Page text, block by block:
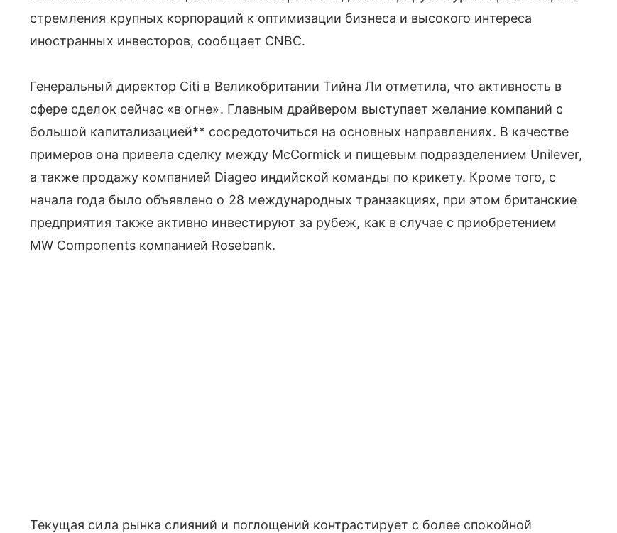
стремления крупных корпораций к оптимизации бизнеса и высокого интереса
иностранных инвесторов, сообщает CNBC.
Генеральный директор Citi в Великобритании Тийна Ли отметила, что активность в
сфере сделок сейчас «в огне». Главным драйвером выступает желание компаний с
большой капитализацией** сосредоточиться на основных направлениях. В качестве
примеров она привела сделку между McCormick и пищевым подразделением Unilever,
а также продажу компанией Diageo индийской команды по крикету. Кроме того, с
начала года было объявлено о 28 международных транзакциях, при этом британские
предприятия также активно инвестируют за рубеж, как в случае с приобретением
MW Components компанией Rosebank.
Текущая сила рынка слияний и поглощений контрастирует с более спокойной